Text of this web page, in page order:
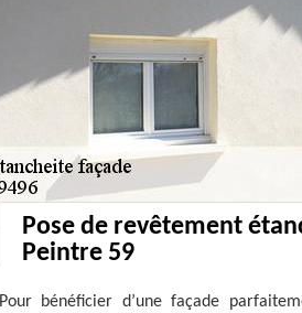
Pose de revêtement
Peintre 59
Pour bénéficier d’une façade